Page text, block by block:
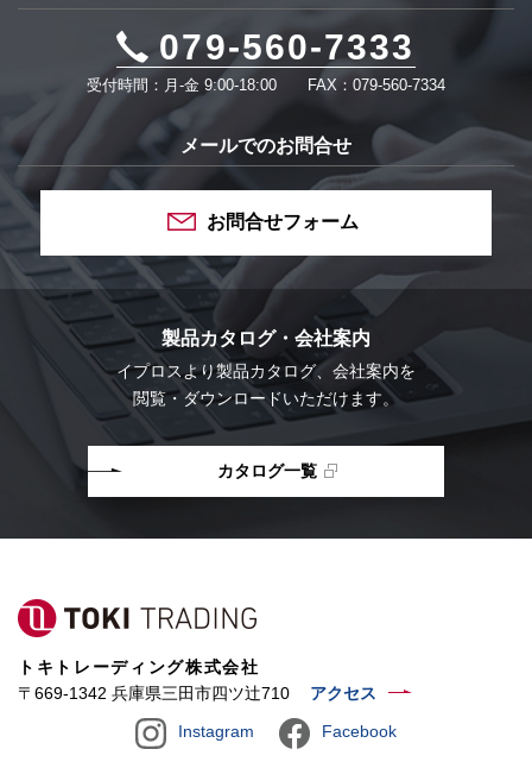
079-560-7333
受付時間：月-金 9:00-18:00 FAX：079-560-7334
メールでのお問合せ
お問合せフォーム
製品カタログ・会社案内
イプロスより製品カタログ、会社案内を
閲覧・ダウンロードいただけます。
カタログ一覧
トキトレーディング株式会社
〒669-1342 兵庫県三田市四ツ辻710
アクセス
Instagram Facebook